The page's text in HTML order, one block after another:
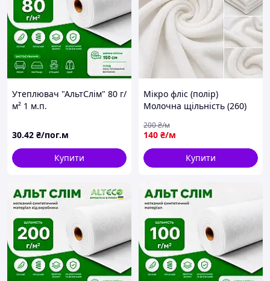
Утеплювач "АльтСлім" 80 г/
м² 1 м.п.
30.42 ₴/пог.м
Купити
Мікро фліс (полір)
Молочна щільність (260)
140 ₴/м
200₴/м
Купити